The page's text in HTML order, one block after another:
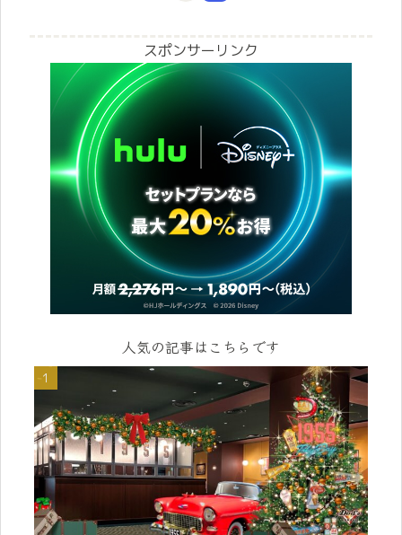
スポンサーリンク
人気の記事はこちらです